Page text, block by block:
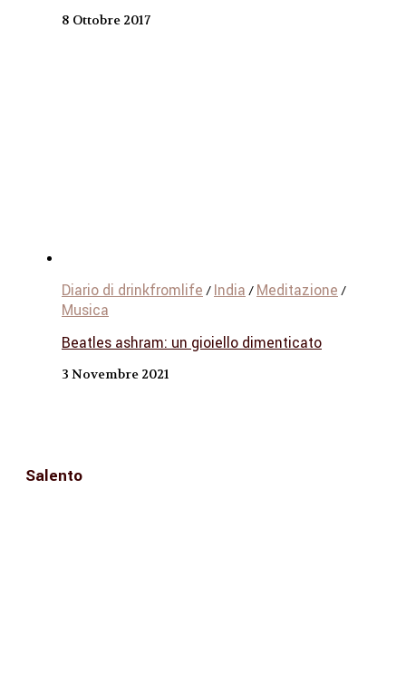
8 Ottobre 2017
Diario di drinkfromlife / India / Meditazione /
Musica
Beatles ashram: un gioiello dimenticato
3 Novembre 2021
Salento